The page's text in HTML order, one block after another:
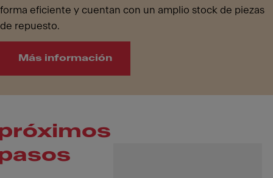
forma eficiente y cuentan con un amplio stock de piezas
de repuesto.
Más información